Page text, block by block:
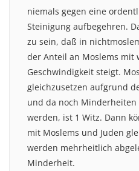
niemals gegen eine
Steinigung aufbegehren.
zu sein, daß in
der Anteil an Moslems mit
Geschwindigkeit steigt.
gleichzusetzen aufgrund
und da noch
werden, ist 1 Witz. Dann
mit Moslems und Juden
werden mehrheitlich
Minderheit.